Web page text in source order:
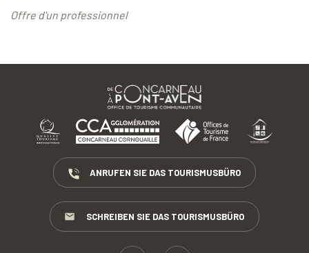
Offre d'un professionnel
ANRUFEN SIE DAS TOURISMUSBÜRO
SCHREIBEN SIE DAS TOURISMUSBÜRO